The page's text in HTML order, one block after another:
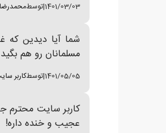
1401/03/03
|توسطمحمدرضا
شما آیا دیدین که
مسلمانان رو هم
1401/05/05
|توسطکاربر
کاربر سایت محترم
عجیب و خنده داره!